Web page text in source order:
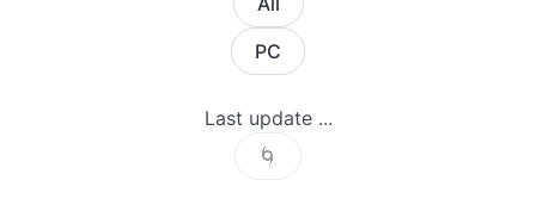
PC
Last update ...
🌀